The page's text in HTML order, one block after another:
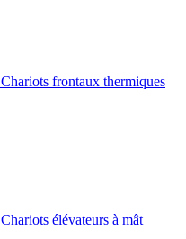
Chariots frontaux thermiques
Chariots élévateurs à mât